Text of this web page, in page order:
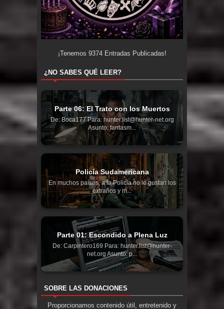
¡Tenemos 9374Entradas Publicadas!
¿NO SABES QUÉ LEER?
Parte 06: El Trato con los Muertos
De: Boca177 Para: hunter.list@hunter-net.org
Asunto: fantasm...
Policía Sudamericana
En muchos países, a la Policía no le gustan los
extraños y m...
Parte 01: Escondido a Plena Luz
De: Carpintero169 Para: hunter.list@hunter-
net.org Asunto: p...
SOBRE LAS DONACIONES
Proporcionamos contenido útil, entretenido y